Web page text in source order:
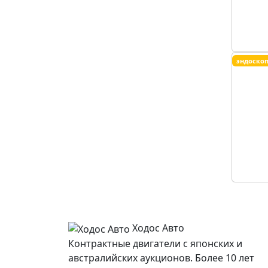
Ходос Авто
Контрактные двигатели с японских и
австралийских аукционов. Более 10 лет